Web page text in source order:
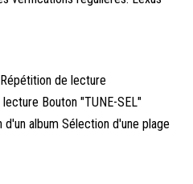
de lecture
Bouton "TUNE-SEL"
album Sélection d'une plage